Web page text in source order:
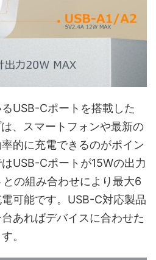
USB-Cポートを搭載した
、スマートフォンや最新の
的に充電できるのがポイン
USB-Cポートが15Wの出力
の組み合わせにより最大6
可能です。USB-C対応製品
あればデバイスに合わせた
。